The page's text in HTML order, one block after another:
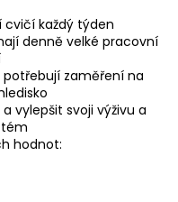
každý týden
denně velké pracovní
zaměření na
vylepšit svoji výživu a
hodnot: